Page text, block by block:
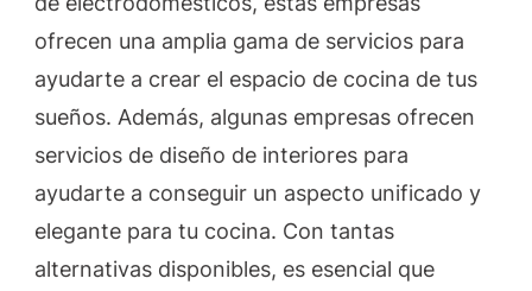
ofrecen una amplia gama de servicios para
ayudarte a crear el espacio de cocina de tus
sueños. Además, algunas empresas ofrecen
servicios de diseño de interiores para
ayudarte a conseguir un aspecto unificado y
elegante para tu cocina. Con tantas
alternativas disponibles, es esencial que